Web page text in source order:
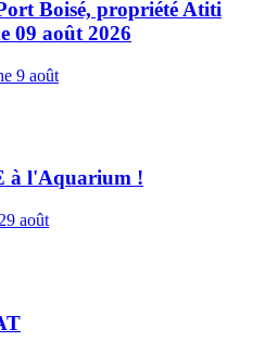
Boisé, propriété Atiti
09 août 2026
9 août
à l'Aquarium !
août